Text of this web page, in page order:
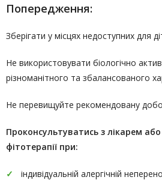
Попередження:
Зберігати у місцях недоступних для
Не використовувати біологічно
різноманітного та збалансованого
Не перевищуйте рекомендовану
Проконсультуватись з лікарем
фітотерапії при:
індивідуальній алергічній